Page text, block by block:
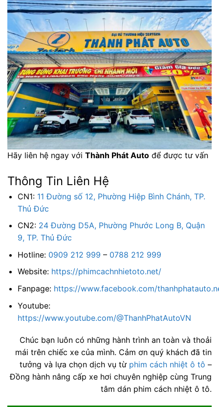
Hãy liên hệ ngay với Thành Phát Auto để được tư vấn
Thông Tin Liên Hệ
CN1: 11 Đường số 12, Phường Hiệp Bình Chánh, TP.
Thủ Đức
CN2: 24 Đường D5A, Phường Phước Long B, Quận
9, TP. Thủ Đức
Hotline: 0909 212 999 – 0788 212 999
Website: https://phimcachnhietoto.net/
Fanpage: https://www.facebook.com/
Youtube:
https://www.youtube.com/@ThanhPhatAutoVN
Chúc bạn luôn có những hành trình an toàn và thoải
mái trên chiếc xe của mình. Cảm ơn quý khách đã tin
tưởng và lựa chọn dịch vụ từ phim cách nhiệt ô tô –
Đồng hành nâng cấp xe hơi chuyên nghiệp cùng Trung
tâm dán phim cách nhiệt ô tô.